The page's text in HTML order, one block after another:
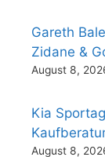
Gareth
Zidane &
August 8,
Kia
August 8,